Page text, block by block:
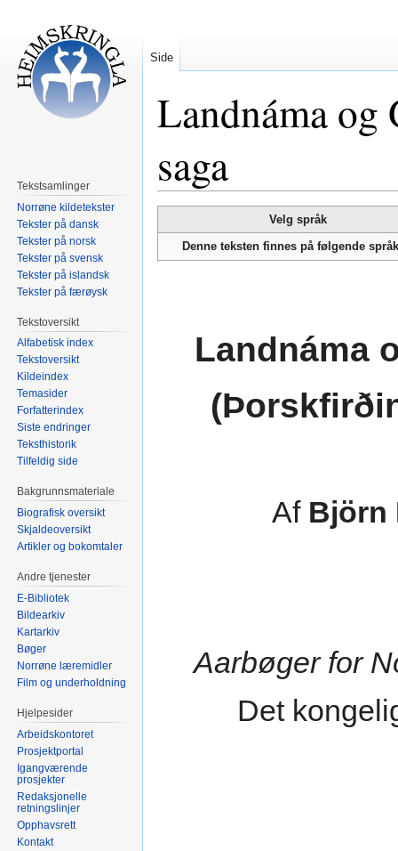
Landnáma
saga
til
navigering
til
Velg språk
Denne teksten finnes på følgende
Landnáma
Af Björn
Aarbøger for
Det
Side
Tekstsamlinger
Norrøne kildetekster
Tekster på dansk
Tekster på norsk
Tekster på svensk
Tekster på islandsk
Tekster på færøysk
Tekstoversikt
Alfabetisk index
Tekstoversikt
Kildeindex
Temasider
Forfatterindex
Siste endringer
Teksthistorik
Tilfeldig side
Bakgrunnsmateriale
Biografisk oversikt
Skjaldeoversikt
Artikler og bokomtaler
Andre tjenester
E-Bibliotek
Bildearkiv
Kartarkiv
Bøger
Norrøne læremidler
Film og underholdning
Hjelpesider
Arbeidskontoret
Prosjektportal
Igangværende
prosjekter
Redaksjonelle
retningslinjer
Opphavsrett
Kontakt